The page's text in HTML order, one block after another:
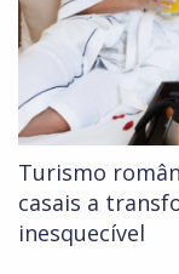
Turismo
casais a
inesquecível